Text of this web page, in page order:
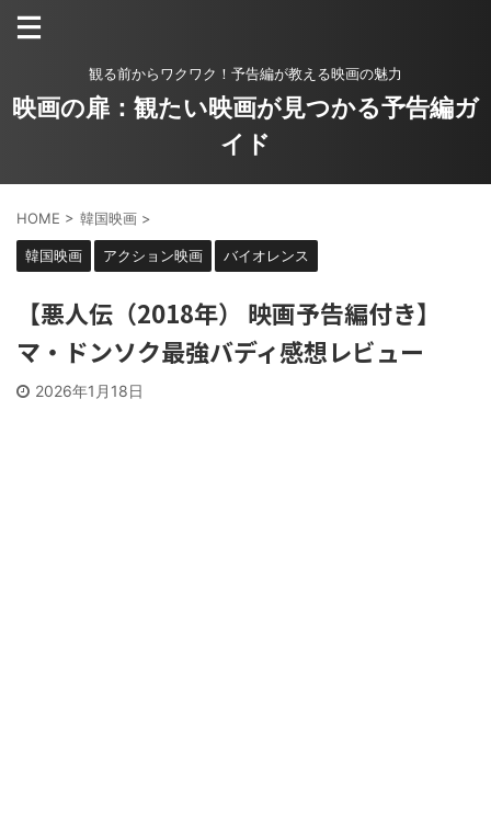
観る前からワクワク！予告編が教える映画の魅力
映画の扉：観たい映画が見つかる予告編ガ
イド
HOME > 韓国映画 >
韓国映画 アクション映画 バイオレンス
【悪人伝（2018年） 映画予告編付き】
マ・ドンソク最強バディ感想レビュー
2026年1月18日